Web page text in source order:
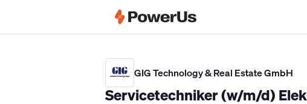
GIG Technology & Real Estate GmbH
Servicetechniker (w/m/d)